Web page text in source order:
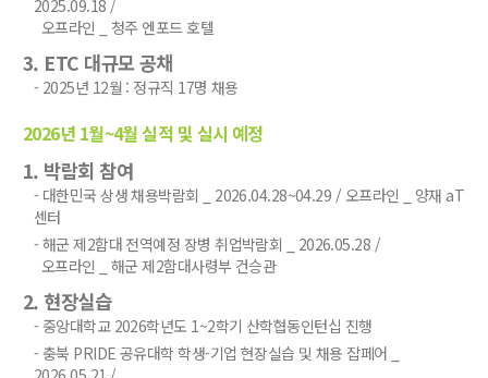
2025.09.18 /
오프라인 _ 청주 엔포드 호텔
3. ETC 대규모 공채
- 2025년 12월 : 정규직 17명 채용
2026년 1월~4월 실적 및 실시 예정
1. 박람회 참여
- 대한민국 상생 채용박람회 _ 2026.04.28~04.29 / 오프라인 _ 양재 aT
센터
- 해군 제2함대 전역예정 장병 취업박람회 _ 2026.05.28 /
오프라인 _ 해군 제2함대사령부 건승관
2. 현장실습
- 중앙대학교 2026학년도 1~2학기 산학협동인턴십 진행
- 충북 PRIDE 공유대학 학생-기업 현장실습 및 채용 잡페어 _